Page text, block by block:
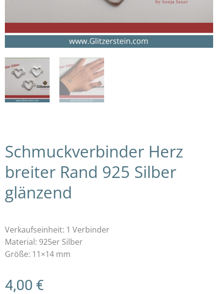
Schmuckverbinder Herz
breiter Rand 925 Silber
glänzend
Verkaufseinheit: 1 Verbinder
Material: 925er Silber
Größe: 11×14 mm
4,00 €